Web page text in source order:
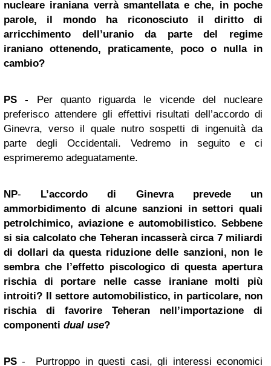
nucleare iraniana verrà smantellata e che, in poche
parole, il mondo ha riconosciuto il diritto di
arricchimento dell’uranio da parte del regime
iraniano ottenendo, praticamente, poco o nulla in
cambio?
PS- Per quanto riguarda le vicende del nucleare
preferisco attendere gli effettivi risultati dell’accordo di
Ginevra, verso il quale nutro sospetti di ingenuità da
parte degli Occidentali. Vedremo in seguito e ci
esprimeremo adeguatamente.
NP- L’accordo di Ginevra prevede un
ammorbidimento di alcune sanzioni in settori quali
petrolchimico, aviazione e automobilistico. Sebbene
si sia calcolato che Teheran incasserà circa 7 miliardi
di dollari da questa riduzione delle sanzioni, non le
sembra che l’effetto piscologico di questa apertura
rischia di portare nelle casse iraniane molti più
introiti? Il settore automobilistico, in particolare, non
rischia di favorire Teheran nell’importazione di
componenti dual use?
PS- Purtroppo in questi casi, gli interessi economici